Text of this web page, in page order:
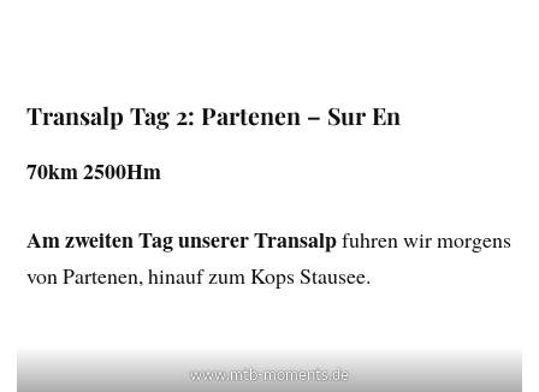
Transalp Tag 2: Partenen – Sur En
70km 2500Hm
Am zweiten Tag unserer Transalpfuhren wir morgens
von Partenen, hinauf zum Kops Stausee.
www.mtb-moments.de